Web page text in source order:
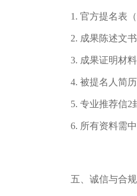
1. 官方提名表（
2. 成果陈述文
3. 成果证明材
4. 被提名人简
5. 专业推荐信2
6. 所有资料需
五、诚信与合